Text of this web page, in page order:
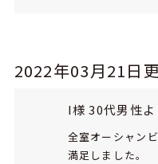
2022年03月21日
I様 30代男性よ
全室オーシャン
満足しました。